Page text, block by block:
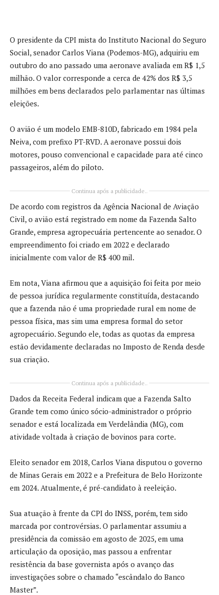
O presidente da CPI mista do Instituto Nacional do Seguro
Social, senador Carlos Viana (Podemos-MG), adquiriu em
outubro do ano passado uma aeronave avaliada em R$ 1,5
milhão. O valor corresponde a cerca de 42% dos R$ 3,5
milhões em bens declarados pelo parlamentar nas últimas
eleições.
O avião é um modelo EMB-810D, fabricado em 1984 pela
Neiva, com prefixo PT-RVD. A aeronave possui dois
motores, pouso convencional e capacidade para até cinco
passageiros, além do piloto.
Continua após a publicidade..
De acordo com registros da Agência Nacional de Aviação
Civil, o avião está registrado em nome da Fazenda Salto
Grande, empresa agropecuária pertencente ao senador. O
empreendimento foi criado em 2022 e declarado
inicialmente com valor de R$ 400 mil.
Em nota, Viana afirmou que a aquisição foi feita por meio
de pessoa jurídica regularmente constituída, destacando
que a fazenda não é uma propriedade rural em nome de
pessoa física, mas sim uma empresa formal do setor
agropecuário. Segundo ele, todas as quotas da empresa
estão devidamente declaradas no Imposto de Renda desde
sua criação.
Continua após a publicidade..
Dados da Receita Federal indicam que a Fazenda Salto
Grande tem como único sócio-administrador o próprio
senador e está localizada em Verdelândia (MG), com
atividade voltada à criação de bovinos para corte.
Eleito senador em 2018, Carlos Viana disputou o governo
de Minas Gerais em 2022 e a Prefeitura de Belo Horizonte
em 2024. Atualmente, é pré-candidato à reeleição.
Sua atuação à frente da CPI do INSS, porém, tem sido
marcada por controvérsias. O parlamentar assumiu a
presidência da comissão em agosto de 2025, em uma
articulação da oposição, mas passou a enfrentar
resistência da base governista após o avanço das
investigações sobre o chamado “escândalo do Banco
Master”.